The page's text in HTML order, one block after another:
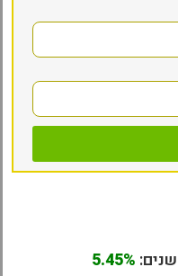
5.45%